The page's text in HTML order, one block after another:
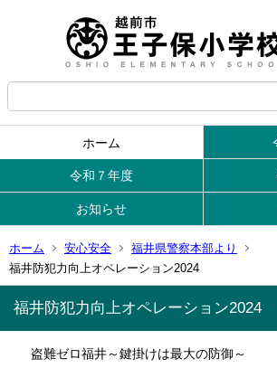
ホーム
令和７年度
お知らせ
ホーム 安心安全
福井県警察本部より
福井防犯力向上オペレーション2024
福井防犯力向上オペレーション2024
盗難ゼロ福井～鍵掛けは最大の防御～